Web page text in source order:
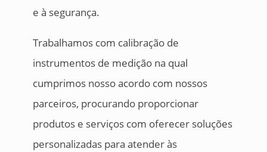
e à segurança.
Trabalhamos com calibração de
instrumentos de medição na qual
cumprimos nosso acordo com nossos
parceiros, procurando proporcionar
produtos e serviços com oferecer soluções
personalizadas para atender às